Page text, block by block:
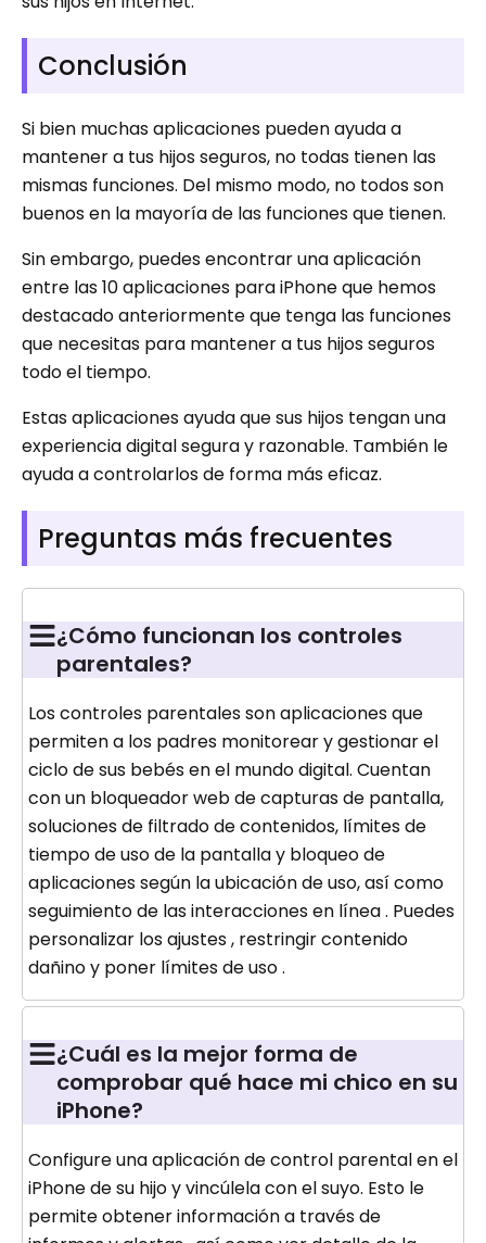
Conclusión
Si bien muchas aplicaciones pueden ayuda a
mantener a tus hijos seguros, no todas tienen las
mismas funciones. Del mismo modo, no todos son
buenos en la mayoría de las funciones que tienen.
Sin embargo, puedes encontrar una aplicación
entre las 10 aplicaciones para iPhone que hemos
destacado anteriormente que tenga las funciones
que necesitas para mantener a tus hijos seguros
todo el tiempo.
Estas aplicaciones ayuda que sus hijos tengan una
experiencia digital segura y razonable. También le
ayuda a controlarlos de forma más eficaz.
Preguntas más frecuentes
¿Cómo funcionan los controles
parentales?
Los controles parentales son aplicaciones que
permiten a los padres monitorear y gestionar el
ciclo de sus bebés en el mundo digital. Cuentan
con un bloqueador web de capturas de pantalla,
soluciones de filtrado de contenidos, límites de
tiempo de uso de la pantalla y bloqueo de
aplicaciones según la ubicación de uso, así como
seguimiento de las interacciones en línea . Puedes
personalizar los ajustes , restringir contenido
dañino y poner límites de uso .
¿Cuál es la mejor forma de
comprobar qué hace mi chico en su
iPhone?
Configure una aplicación de control parental en el
iPhone de su hijo y vincúlela con el suyo. Esto le
permite obtener información a través de